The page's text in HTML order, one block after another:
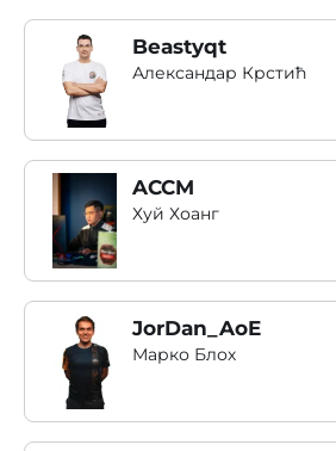
Beastyqt
Александар Крстић
ACCM
Хуй Хоанг
JorDan_AoE
Марко Блох